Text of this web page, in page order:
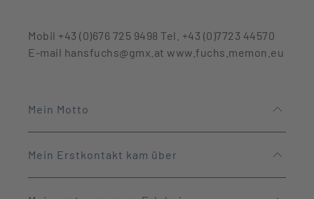
Mobil +43 (0)676 725 9498 Tel. +43 (0)7723 44570
E-mail hansfuchs@gmx.at www.fuchs.memon.eu
Mein Motto
Mein Erstkontakt kam über